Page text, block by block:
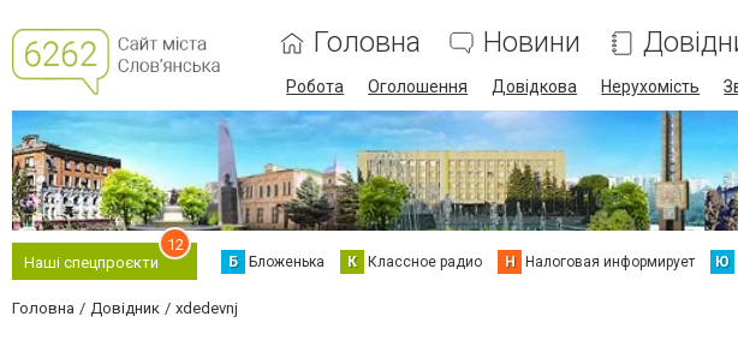
Головна Новини
Робота Оголошення Довідкова Нерухомість
Наші спецпроєкти
12
Б Бложенька К Классное радио Н Налоговая информирует Ю
Головна Довідник xdedevnj